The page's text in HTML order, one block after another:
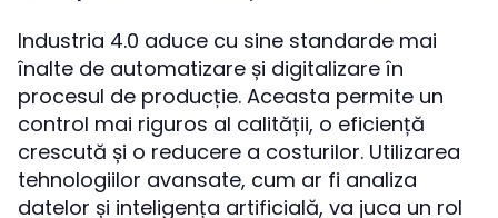
Industria 4.0 aduce cu sine standarde mai
înalte de automatizare și digitalizare în
procesul de producție. Aceasta permite un
control mai riguros al calității, o eficiență
crescută și o reducere a costurilor. Utilizarea
tehnologiilor avansate, cum ar fi analiza
datelor și inteligența artificială, va juca un rol